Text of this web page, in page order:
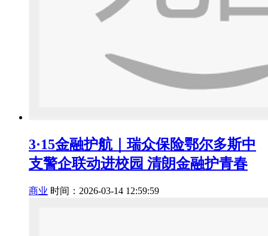
3·15金融护航｜瑞众保险鄂尔多斯中
支警企联动进校园 清朗金融护青春
商业 时间：2026-03-14 12:59:59